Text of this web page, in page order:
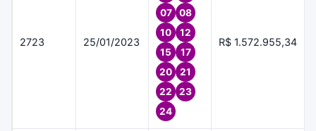
2723 25/01/2023
07
08
10
12
15
17
20
21
22
23
24
R$ 1.572.955,34